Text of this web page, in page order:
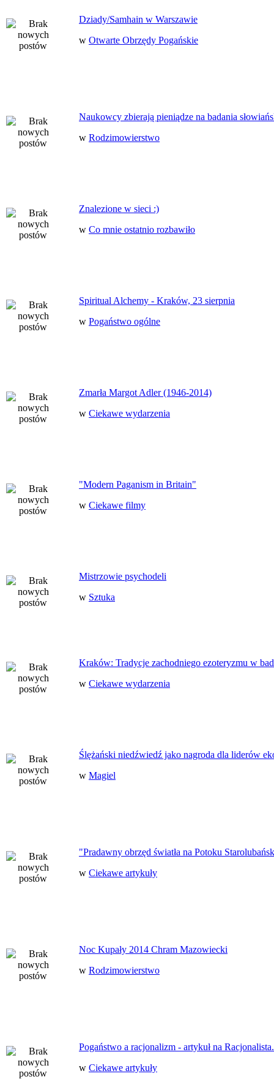
Dziady/Samhain w Warszawie
w Otwarte Obrzędy Pogańskie
Naukowcy zbierają pieniądze na badania
w Rodzimowierstwo
Znalezione w sieci :)
w Co mnie ostatnio rozbawiło
Spiritual Alchemy - Kraków, 23 sierpnia
w Pogaństwo ogólne
Zmarła Margot Adler (1946-2014)
w Ciekawe wydarzenia
"Modern Paganism in Britain"
w Ciekawe filmy
Mistrzowie psychodeli
w Sztuka
Kraków: Tradycje zachodniego ezoteryzmu w
w Ciekawe wydarzenia
Ślężański niedźwiedź jako nagroda dla liderów
w Magiel
"Pradawny obrzęd światła na Potoku
w Ciekawe artykuły
Noc Kupały 2014 Chram Mazowiecki
w Rodzimowierstwo
Pogaństwo a racjonalizm - artykuł na
w Ciekawe artykuły